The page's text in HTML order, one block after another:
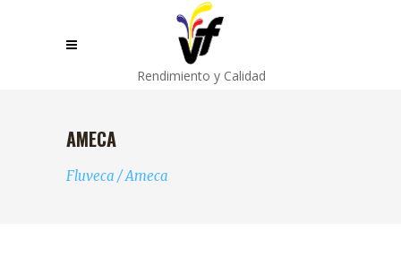
Rendimiento y Calidad
AMECA
Fluveca /Ameca